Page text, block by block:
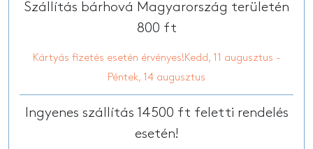
Szállítás bárhová Magyarország területén
800 ft
Kártyás fizetés esetén érvényes!Kedd, 11 augusztus -
Péntek, 14 augusztus
Ingyenes szállítás 14500 ft feletti rendelés
esetén!